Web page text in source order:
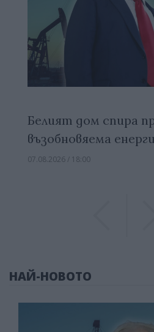
Белият дом спира
възобновяема
07.08.2026 / 18:00
НАЙ-НОВОТО